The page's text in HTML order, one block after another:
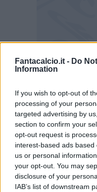
Fantacalcio.it - Do
Information
If you wish to opt-out of
processing of your
targeted advertising by
section to confirm your
opt-out request is
interest-based ads
us or personal
your opt-out. You may
disclosure of your
IAB’s list of downstream
Quella di Blessin è
che però non sta
ai rossoblù. I sette
migliorato la
soltanto cercando
consecutivi, fissato
del 1970/1971.Con